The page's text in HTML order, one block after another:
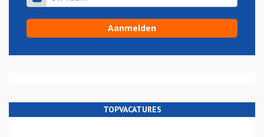
TOPVACATURES